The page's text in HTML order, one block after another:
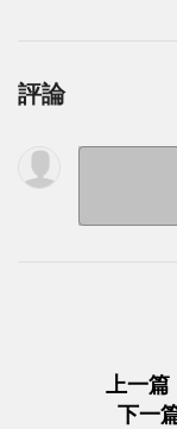
評論
上一篇
下一